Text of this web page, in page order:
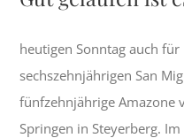
heutigen Sonntag auch
sechszehnjährigen San
fünfzehnjährige Amazone
Springen in Steyerberg.